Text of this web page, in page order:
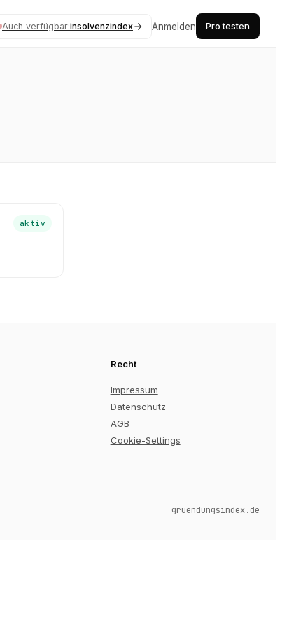
Auch verfügbar:insolvenzindex Anmelden Pro testen
aktiv
Recht
Impressum
Datenschutz
AGB
Cookie-Settings
gruendungsindex.de